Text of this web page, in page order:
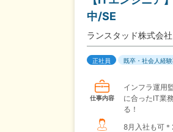
中/SE
ランスタッド株式会
正社員 既卒・社会人経
仕事内容
インフラ運用
に合ったIT業
る！
8月入社も可